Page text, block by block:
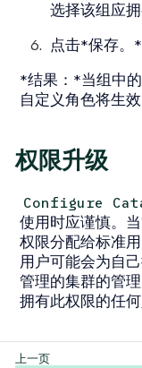
选择该组应
点击*保存。*
*结果：*当组中的
自定义角色将生效
权限升级
Configure
使用时应谨慎。
权限分配给标准
用户可能会为自
管理的集群的管理
拥有此权限的任